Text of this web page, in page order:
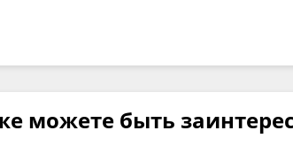
можете быть